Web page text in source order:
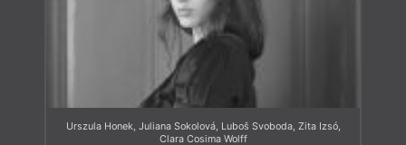
Urszula Honek, Juliana Sokolová, Luboš Svoboda, Zita Izsó,
Clara Cosima Wolff